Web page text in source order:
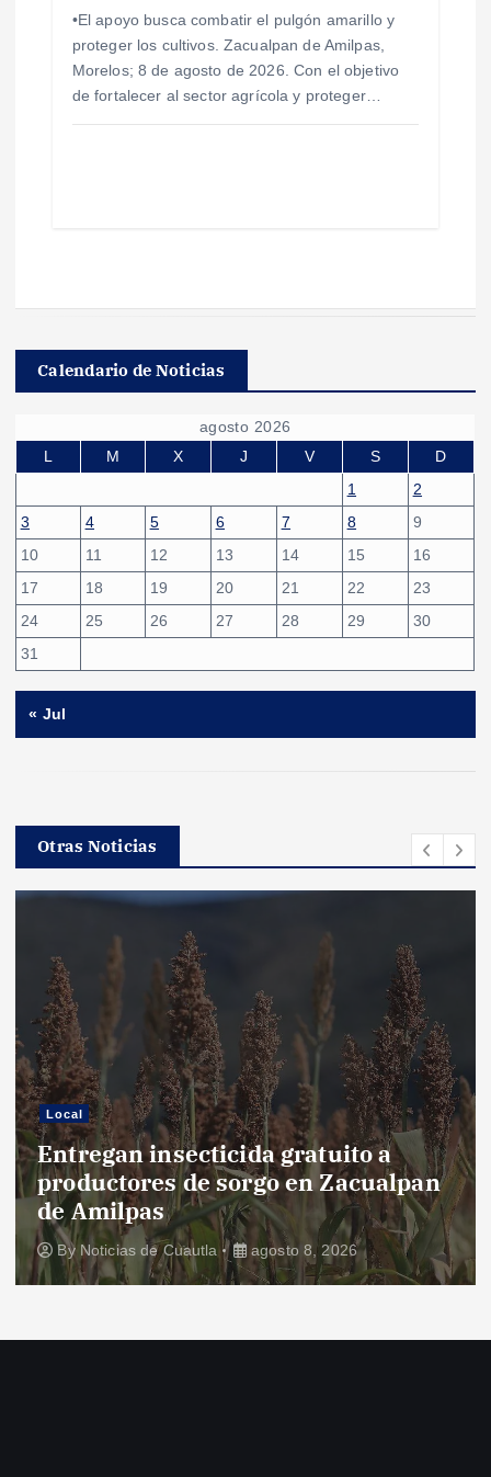
•El apoyo busca combatir el pulgón amarillo y
proteger los cultivos. Zacualpan de Amilpas,
Morelos; 8 de agosto de 2026. Con el objetivo
de fortalecer al sector agrícola y proteger…
Calendario de Noticias
agosto 2026
L
M X J V S
D
1
2
3
4 5 6 7 8
9
10
11 12 13 14 15
16
17
18 19 20 21 22
23
24
25 26 27 28 29
30
31
« Jul
Otras Noticias
Local
Entregan insecticida gratuito a
productores de sorgo en Zacualpan
de Amilpas
By Noticias de Cuautla agosto 8, 2026